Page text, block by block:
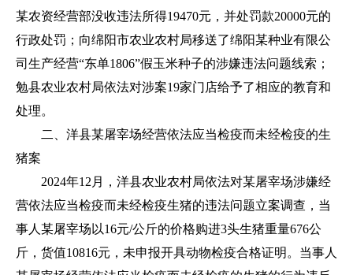
某农资经营部没收违法所得19470元，并处罚款20000元的
行政处罚；向绵阳市农业农村局移送了绵阳某种业有限公
司生产经营“东单1806”假玉米种子的涉嫌违法问题线索；
勉县农业农村局依法对涉案19家门店给予了相应的教育和
处理。
二、洋县某屠宰场经营依法应当检疫而未经检疫的生
猪案
2024年12月，洋县农业农村局依法对某屠宰场涉嫌经
营依法应当检疫而未经检疫生猪的违法问题立案调查，当
事人某屠宰场以16元/公斤的价格购进3头生猪重量676公
斤，货值10816元，未申报开具动物检疫合格证明。当事人